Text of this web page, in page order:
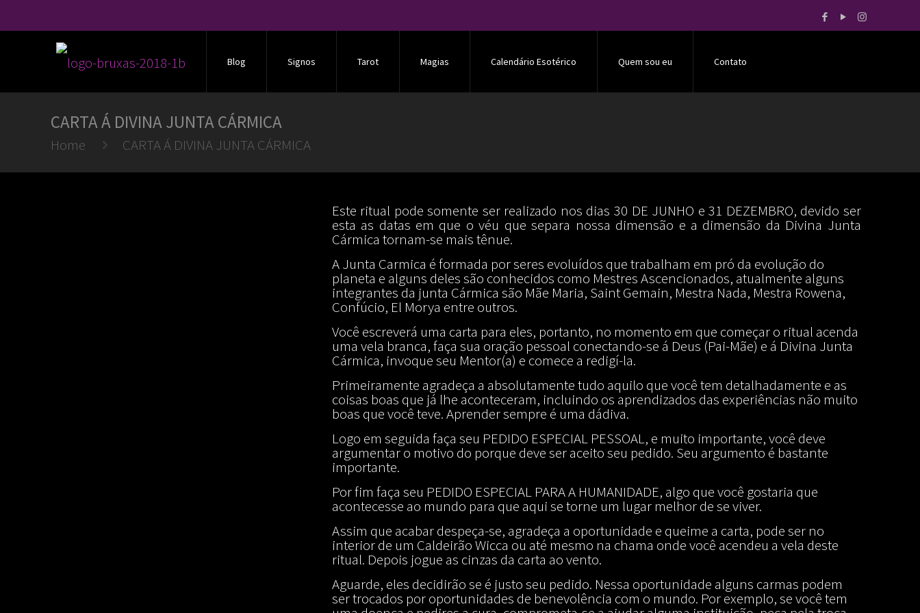
Blog Signos Tarot Magias Calendário Esotérico Quem sou eu Contato
CARTA Á DIVINA JUNTA CÁRMICA
Home CARTA Á DIVINA JUNTA CÁRMICA
Este ritual pode somente ser realizado nos dias 30 DE JUNHO e 31 DEZEMBRO, devido ser
esta as datas em que o véu que separa nossa dimensão e a dimensão da Divina Junta
Cármica tornam-se mais tênue.
A Junta Carmica é formada por seres evoluídos que trabalham em pró da evolução do
planeta e alguns deles são conhecidos como Mestres Ascencionados, atualmente alguns
integrantes da junta Cármica são Mãe Maria, Saint Gemain, Mestra Nada, Mestra Rowena,
Confúcio, El Morya entre outros.
Você escreverá uma carta para eles, portanto, no momento em que começar o ritual acenda
uma vela branca, faça sua oração pessoal conectando-se á Deus (Pai-Mãe) e á Divina Junta
Cármica, invoque seu Mentor(a) e comece a redigí-la.
Primeiramente agradeça a absolutamente tudo aquilo que você tem detalhadamente e as
coisas boas que já lhe aconteceram, incluindo os aprendizados das experiências não muito
boas que você teve. Aprender sempre é uma dádiva.
Logo em seguida faça seu PEDIDO ESPECIAL PESSOAL, e muito importante, você deve
argumentar o motivo do porque deve ser aceito seu pedido. Seu argumento é bastante
importante.
Por fim faça seu PEDIDO ESPECIAL PARA A HUMANIDADE, algo que você gostaria que
acontecesse ao mundo para que aqui se torne um lugar melhor de se viver.
Assim que acabar despeça-se, agradeça a oportunidade e queime a carta, pode ser no
interior de um Caldeirão Wicca ou até mesmo na chama onde você acendeu a vela deste
ritual. Depois jogue as cinzas da carta ao vento.
Aguarde, eles decidirão se é justo seu pedido. Nessa oportunidade alguns carmas podem
ser trocados por oportunidades de benevolência com o mundo. Por exemplo, se você tem